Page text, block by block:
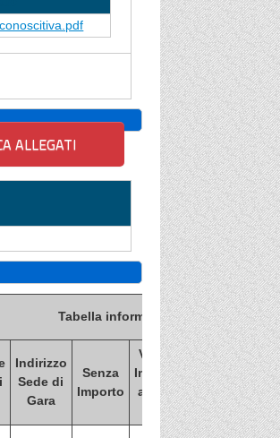
Tabella informativa
Indirizzo
Sede di
Gara
Senza
Importo
Valore
Importo
a base
asta
Valore
di